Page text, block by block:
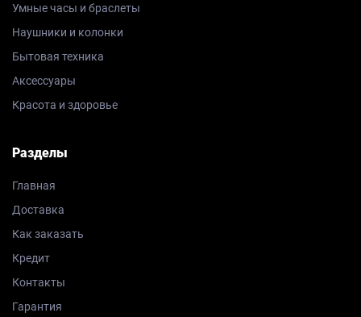
Умные часы и браслеты
Наушники и колонки
Бытовая техника
Аксессуары
Красота и здоровье
Разделы
Главная
Доставка
Как заказать
Кредит
Контакты
Гарантия